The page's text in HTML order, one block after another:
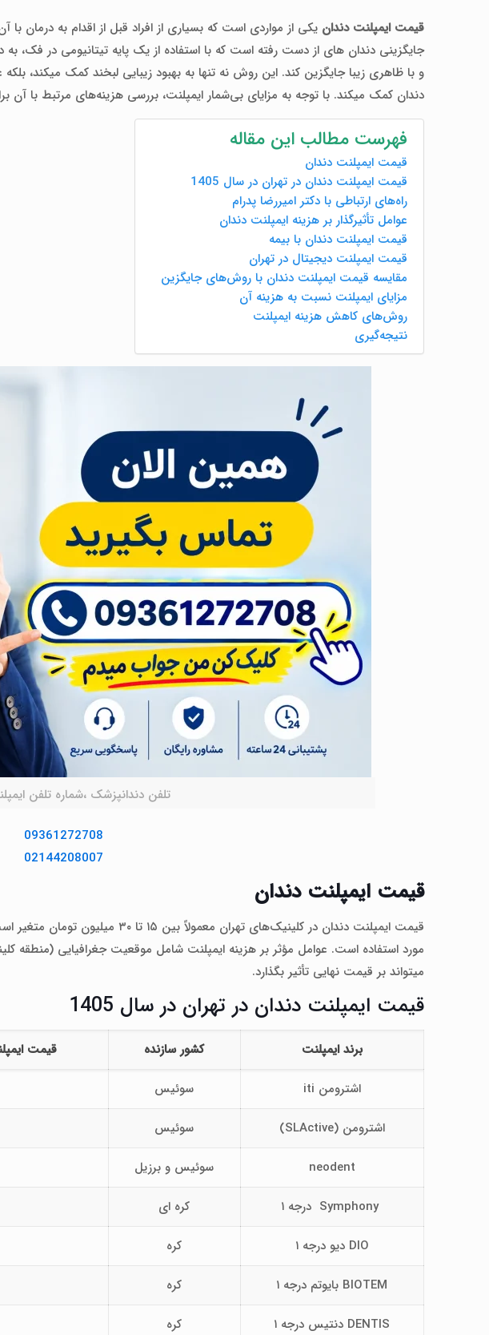
قیمت ایمپلنت دندان یکی از مواردی است که بسیاری از افراد قبل از اقدام به درمان
جایگزینی دندان‌ های از دست رفته است که با استفاده از یک پایه تیتانیومی در فک،
و با ظاهری زیبا جایگزین کند. این روش نه تنها به بهبود زیبایی لبخند کمک میکند،
دندان کمک میکند. با توجه به مزایای بی‌شمار ایمپلنت، بررسی هزینه‌های مرتبط با آن
فهرست مطالب این مقاله
قیمت ایمپلنت دندان
قیمت ایمپلنت دندان در تهران در سال 1405
راه‌های ارتباطی با دکتر امیررضا پدرام
عوامل تأثیرگذار بر هزینه ایمپلنت دندان
قیمت ایمپلنت دندان با بیمه
قیمت ایمپلنت دیجیتال در تهران
مقایسه قیمت ایمپلنت دندان با روش‌های جایگزین
مزایای ایمپلنت نسبت به هزینه آن
روش‌های کاهش هزینه ایمپلنت
نتیجه‌گیری
تلفن دندانپزشک ،شماره تلفن
09361272708
02144208007
قیمت ایمپلنت دندان
قیمت ایمپلنت دندان در کلینیک‌های
مورد استفاده است. عوامل مؤثر بر هزینه ایمپلنت شامل موقعیت جغرافیایی (منطقه
میتواند بر قیمت نهایی تأثیر بگذارد.
قیمت ایمپلنت دندان در تهران در سال 1405
برند ایمپلنت کشور سازنده قیمت
اشترومن iti سوئیس
اشترومن (SLActive) سوئیس
neodent سوئیس و برزیل
Symphony درجه ۱ کره ای
DIO دیو درجه ۱ کره
BIOTEM بایوتم درجه ۱ کره
DENTIS دنتیس درجه ۱ کره